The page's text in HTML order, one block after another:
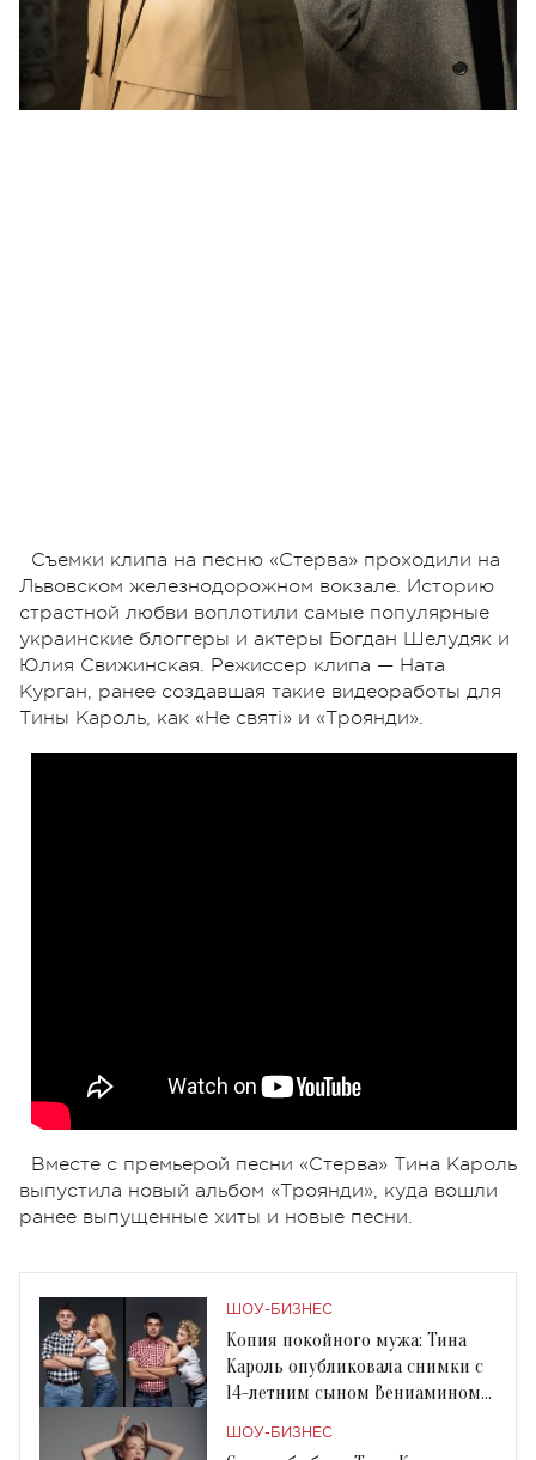
Съемки клипа на песню «Стерва» проходили на
Львовском железнодорожном вокзале. Историю
страстной любви воплотили самые популярные
украинские блоггеры и актеры Богдан Шелудяк и
Юлия Свижинская. Режиссер клипа — Ната
Курган, ранее создавшая такие видеоработы для
Тины Кароль, как «Не святі» и «Троянди».
Вместе с премьерой песни «Стерва» Тина Кароль
выпустила новый альбом «Троянди», куда вошли
ранее выпущенные хиты и новые песни.
ШОУ-БИЗНЕС
Копия покойного мужа: Тина
Кароль опубликовала снимки с
14-летним сыном Вениамином
ШОУ-БИЗНЕС